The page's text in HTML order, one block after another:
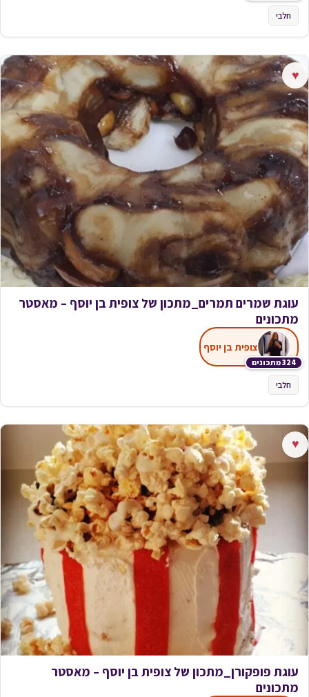
חלבי
♥
עוגת שמרים תמרים_מתכון של צופית בן יוסף – מאסטר
מתכונים
324 מתכונים
צופית בן יוסף
חלבי
♥
עוגת פופקורן_מתכון של צופית בן יוסף – מאסטר
מתכונים